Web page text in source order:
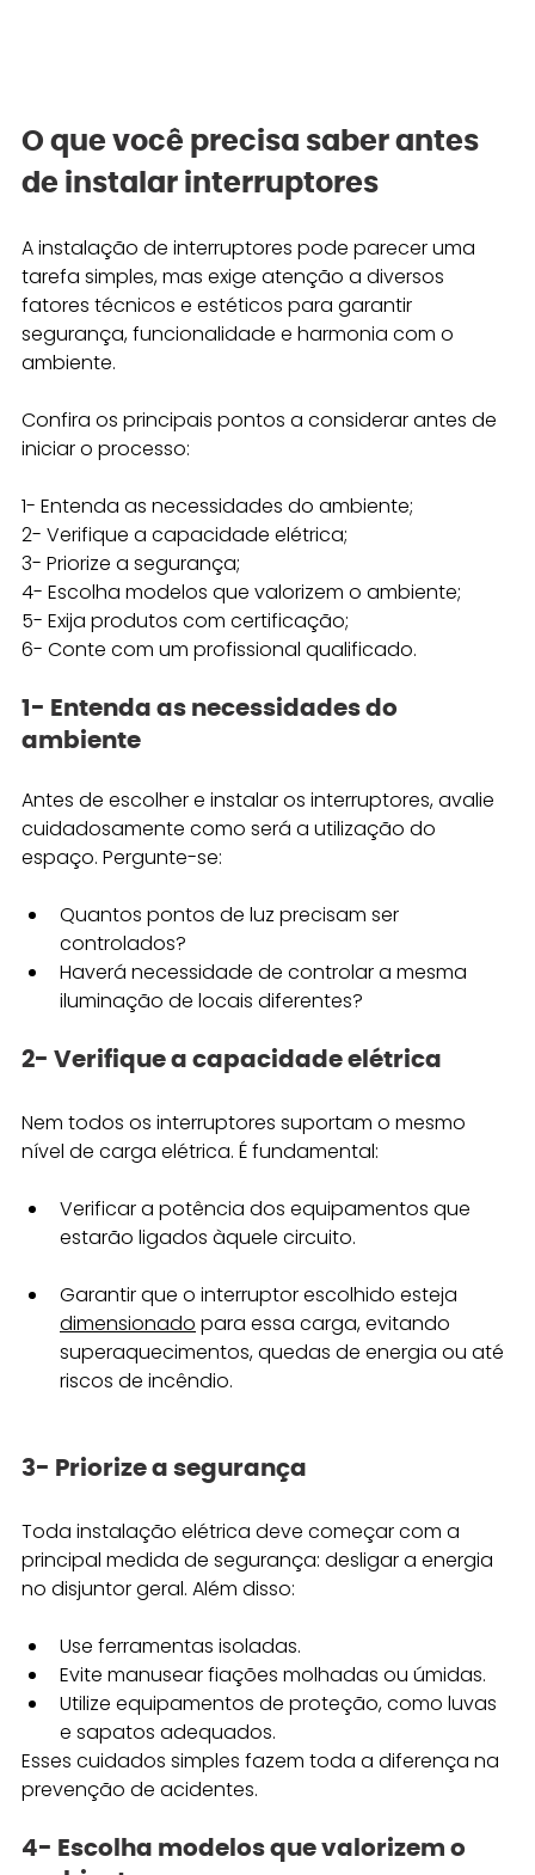
O que você precisa saber antes
de instalar interruptores
A instalação de interruptores pode parecer uma
tarefa simples, mas exige atenção a diversos
fatores técnicos e estéticos para garantir
segurança, funcionalidade e harmonia com o
ambiente.
Confira os principais pontos a considerar antes de
iniciar o processo:
1- Entenda as necessidades do ambiente;
2- Verifique a capacidade elétrica;
3- Priorize a segurança;
4- Escolha modelos que valorizem o ambiente;
5- Exija produtos com certificação;
6- Conte com um profissional qualificado.
1- Entenda as necessidades do
ambiente
Antes de escolher e instalar os interruptores, avalie
cuidadosamente como será a utilização do
espaço. Pergunte-se:
Quantos pontos de luz precisam ser
controlados?
Haverá necessidade de controlar a mesma
iluminação de locais diferentes?
2- Verifique a capacidade elétrica
Nem todos os interruptores suportam o mesmo
nível de carga elétrica. É fundamental:
Verificar a potência dos equipamentos que
estarão ligados àquele circuito.
Garantir que o interruptor escolhido esteja
dimensionado para essa carga, evitando
superaquecimentos, quedas de energia ou até
riscos de incêndio.
3- Priorize a segurança
Toda instalação elétrica deve começar com a
principal medida de segurança: desligar a energia
no disjuntor geral. Além disso:
Use ferramentas isoladas.
Evite manusear fiações molhadas ou úmidas.
Utilize equipamentos de proteção, como luvas
e sapatos adequados.
Esses cuidados simples fazem toda a diferença na
prevenção de acidentes.
4- Escolha modelos que valorizem o